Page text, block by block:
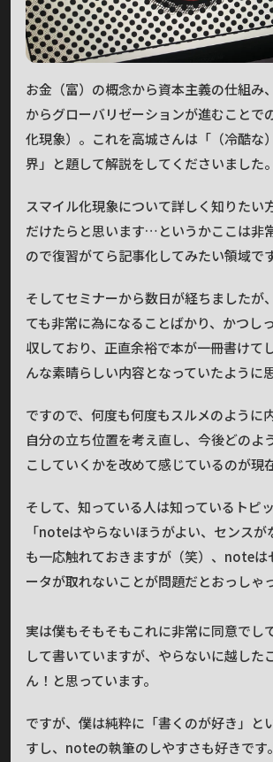
お金（富）の概念から資本主義の仕組み
からグローバリゼーションが進むことで
化現象）。これを高城さんは「（冷酷な
界」と題して解説をしてくださいました。
スマイル化現象について詳しく知りたい
だけたらと思います…というかここは非
ので復習がてら記事化してみたい領域です
そしてセミナーから数日が経ちましたが
ても非常に為になることばかり、かつし
収しており、正直余裕で本が一冊書けて
んな素晴らしい内容となっていたように
ですので、何度も何度もスルメのように
自分の立ち位置を考え直し、今後どのよ
こしていくかを改めて感じているのが現
そして、知っている人は知っているトピッ
「noteはやらないほうがよい、センスが
も一応触れておきますが（笑）、noteは
ータが取れないことが問題だとおっしゃ
実は僕もそもそもこれに非常に同意でし
して書いていますが、やらないに越した
ん！と思っています。
ですが、僕は純粋に「書くのが好き」と
すし、noteの執筆のしやすさも好きです